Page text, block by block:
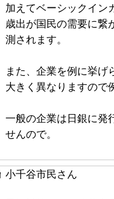
加えてベーシックイン
歳出が国民の需要に繋
測されます。
また、企業を例に挙げ
大きく異なりますので
一般の企業は日銀に発
せんので。
小千谷市民さん